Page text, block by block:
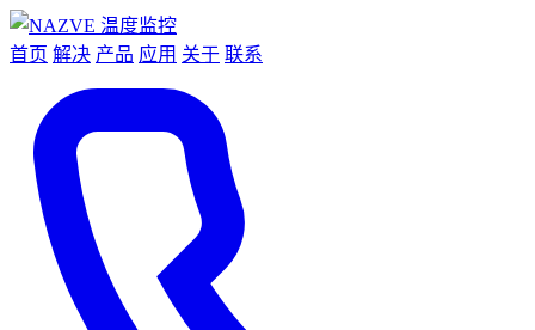
首页 解决 产品 应用 关于 联系